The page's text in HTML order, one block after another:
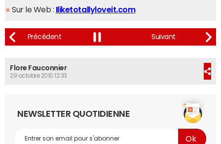
Sur le Web : Iliketotallyloveit.com
Flore Fauconnier
29 octobre 2010 12:33
NEWSLETTER QUOTIDIENNE